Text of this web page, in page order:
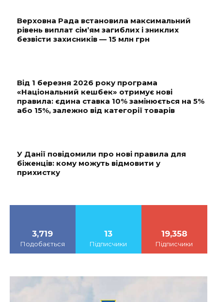
Верховна Рада встановила максимальний
рівень виплат сім’ям загиблих і зниклих
безвісти захисників — 15 млн грн
Від 1 березня 2026 року програма
«Національний кешбек» отримує нові
правила: єдина ставка 10% замінюється на 5%
або 15%, залежно від категорії товарів
У Данії повідомили про нові правила для
біженців: кому можуть відмовити у
прихистку
3,719
Подобається
13
Підписчики
19,358
Підписчики